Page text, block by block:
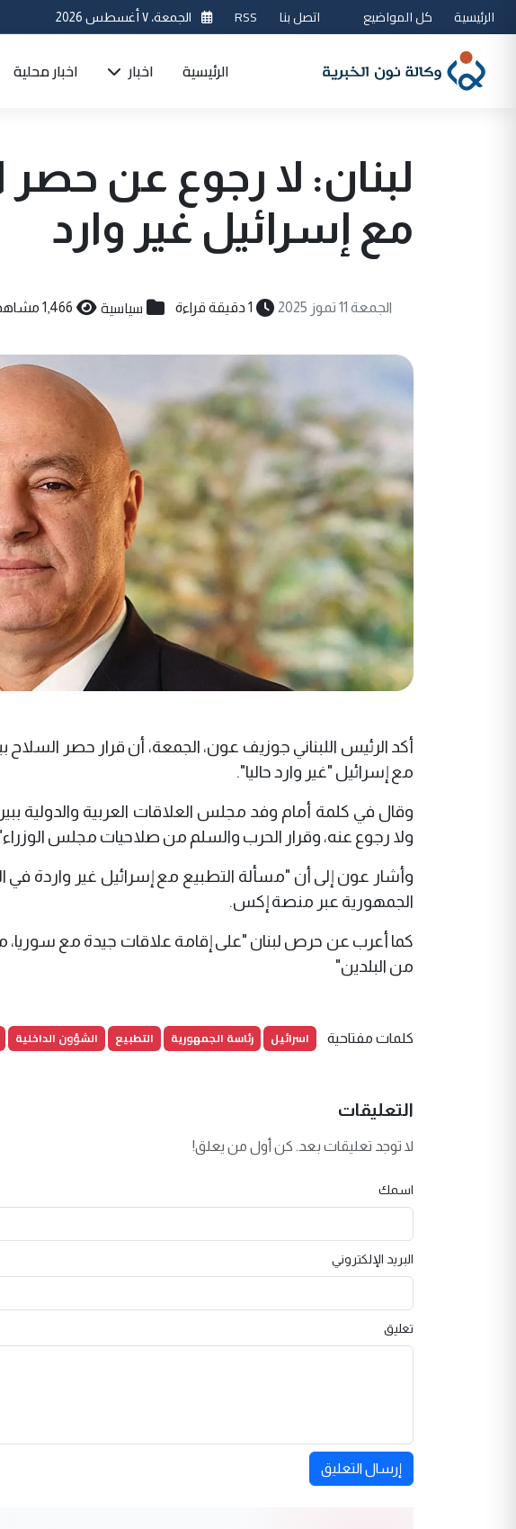
الرئيسية كل المواضيع اتصل بنا RSS الجمعة، ٧ أغسطس 2026
الرئيسية اخبار اخبار محلية
لبنان: لا رجوع عن حصر
مع إسرائيل غير وارد
الجمعة 11 تموز 2025 1 دقيقة قراءة سياسية 1,466 مشاهدة
أكد الرئيس اللبناني جوزيف عون، الجمعة، أن قرار حصر السلاح
مع إسرائيل "غير وارد حاليا".
وقال في كلمة أمام وفد مجلس العلاقات العربية والدولية
ولا رجوع عنه، وقرار الحرب والسلم من صلاحيات مجلس
وأشار عون إلى أن "مسألة التطبيع مع إسرائيل غير واردة في
الجمهورية عبر منصة إكس.
كما أعرب عن حرص لبنان "على إقامة علاقات جيدة مع سوريا،
من البلدين"
كلمات مفتاحية اسرائيل رئاسة الجمهورية التطبيع الشؤون الداخلية
التعليقات
لا توجد تعليقات بعد. كن أول من يعلق!
اسمك
البريد الإلكتروني
تعليق
إرسال التعليق